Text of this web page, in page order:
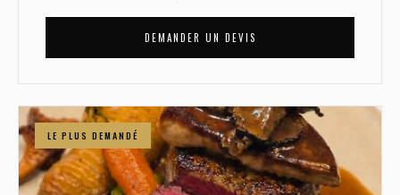
DEMANDER UN DEVIS
LE PLUS DEMANDÉ